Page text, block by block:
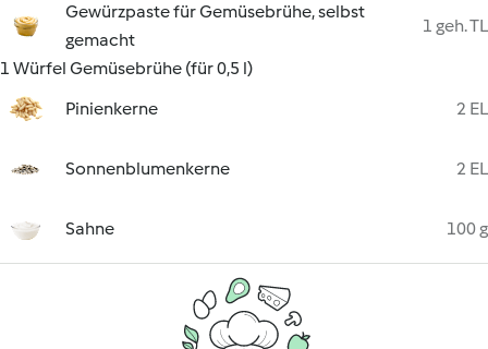
Gewürzpaste für Gemüsebrühe, selbst
gemacht
1 geh. TL
1 Würfel Gemüsebrühe (für 0,5 l)
Pinienkerne
2 EL
Sonnenblumenkerne 2 EL
Sahne 100 g